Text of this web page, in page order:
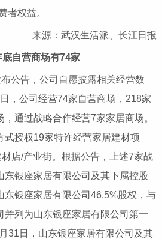
者权益。
来源：武汉生活派、长江日报
自营商场有74家
告，公司自愿披露相关经营数
，公司经营74家自营商场，218家
通过战略合作经营7家家居商场。
式授权19家特许经营家居建材项
店/产业街。根据公告，上述7家战
东银座家居有限公司及其下属控股
东银座家居有限公司46.5%股权，与
并列为山东银座家居有限公司第一
31日，山东银座家居有限公司及其